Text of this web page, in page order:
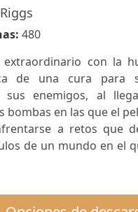
480
extraordinario con la
de una cura para
sus enemigos, al
bombas en las que el
a retos que
de un mundo en el